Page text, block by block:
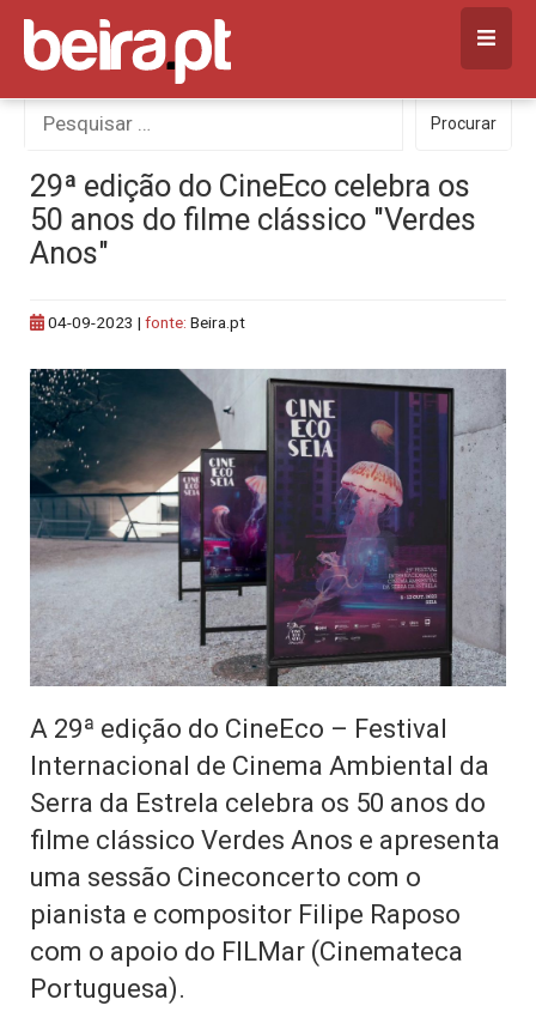
Skip
content
Procurar
por:
Procurar
29ª edição do CineEco celebra os
50 anos do filme clássico "Verdes
Anos"
04-09-2023 | fonte: Beira.pt
A 29ª edição do CineEco – Festival
Internacional de Cinema Ambiental da
Serra da Estrela celebra os 50 anos do
filme clássico Verdes Anos e apresenta
uma sessão Cineconcerto com o
pianista e compositor Filipe Raposo
com o apoio do FILMar (Cinemateca
Portuguesa).